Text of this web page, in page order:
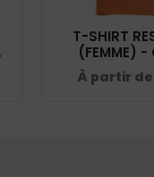
T-SHIRT
(FEMME) -
STAGE
FACE
À partir de